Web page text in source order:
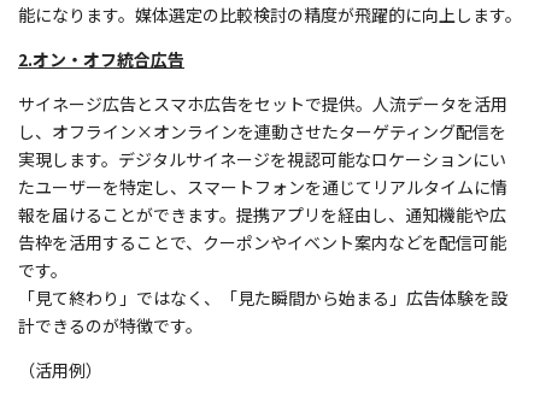
能になります。媒体選定の比較検討の精度が飛躍的に向上します。
2.オン・オフ統合広告
サイネージ広告とスマホ広告をセットで提供。人流データを活用
し、オフライン×オンラインを連動させたターゲティング配信を
実現します。デジタルサイネージを視認可能なロケーションにい
たユーザーを特定し、スマートフォンを通じてリアルタイムに情
報を届けることができます。提携アプリを経由し、通知機能や広
告枠を活用することで、クーポンやイベント案内などを配信可能
です。
「見て終わり」ではなく、「見た瞬間から始まる」広告体験を設
計できるのが特徴です。
（活用例）